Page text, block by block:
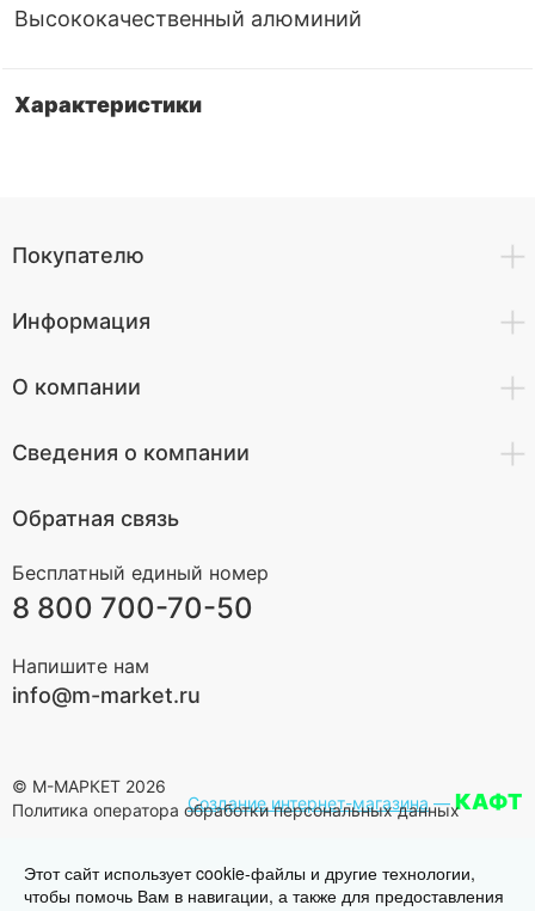
Высококачественный алюминий
Характеристики
Покупателю
Информация
О компании
Сведения о компании
Обратная связь
Бесплатный единый номер
8 800 700-70-50
Напишите нам
info@m-market.ru
© М-МАРКЕТ 2026
Политика оператора обработки персональных данных
Создание интернет-магазина—КАФТ
Этот сайт использует cookie-файлы и другие технологии,
чтобы помочь Вам в навигации, а также для предоставления